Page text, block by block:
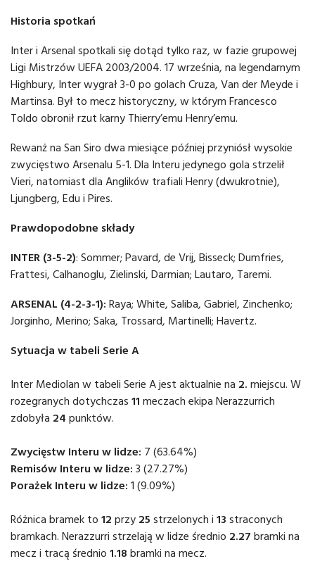
Historia spotkań
Inter i Arsenal spotkali się dotąd tylko raz, w fazie grupowej
Ligi Mistrzów UEFA 2003/2004. 17 września, na legendarnym
Highbury, Inter wygrał 3-0 po golach Cruza, Van der Meyde i
Martinsa. Był to mecz historyczny, w którym Francesco
Toldo obronił rzut karny Thierry’emu Henry’emu.
Rewanż na San Siro dwa miesiące później przyniósł wysokie
zwycięstwo Arsenalu 5-1. Dla Interu jedynego gola strzelił
Vieri, natomiast dla Anglików trafiali Henry (dwukrotnie),
Ljungberg, Edu i Pires.
Prawdopodobne składy
INTER (3-5-2): Sommer; Pavard, de Vrij, Bisseck; Dumfries,
Frattesi, Calhanoglu, Zielinski, Darmian; Lautaro, Taremi.
ARSENAL (4-2-3-1): Raya; White, Saliba, Gabriel, Zinchenko;
Jorginho, Merino; Saka, Trossard, Martinelli; Havertz.
Sytuacja w tabeli Serie A
Inter Mediolan w tabeli Serie A jest aktualnie na 2. miejscu. W
rozegranych dotychczas 11 meczach ekipa Nerazzurrich
zdobyła 24 punktów.
Zwycięstw Interu w lidze: 7 (63.64%)
Remisów Interu w lidze: 3 (27.27%)
Porażek Interu w lidze: 1 (9.09%)
Różnica bramek to 12 przy 25 strzelonych i 13 straconych
bramkach. Nerazzurri strzelają w lidze średnio 2.27 bramki na
mecz i tracą średnio 1.18 bramki na mecz.